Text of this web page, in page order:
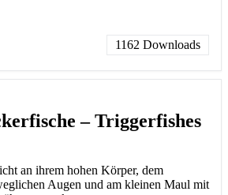
1162 Downloads
– Triggerfishes
an ihrem hohen Körper, dem
Augen und am kleinen Maul mit